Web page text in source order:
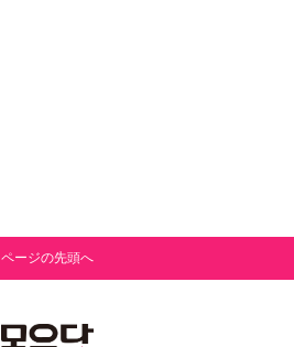
ページの先頭へ